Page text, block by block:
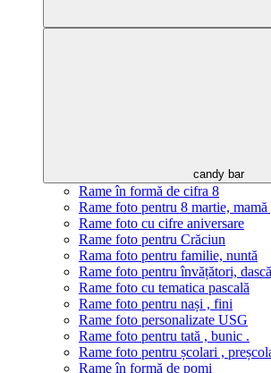
candy bar
Rame în formă de cifra 8
Rame foto pentru 8 martie,
Rame foto cu cifre aniversare
Rame foto pentru Crăciun
Rama foto pentru familie, nuntă
Rame foto pentru învățători,
Rame foto cu tematica pascală
Rame foto pentru nași , fini
Rame foto personalizate USG
Rame foto pentru tată , bunic .
Rame foto pentru școlari ,
Rame în formă de pomi